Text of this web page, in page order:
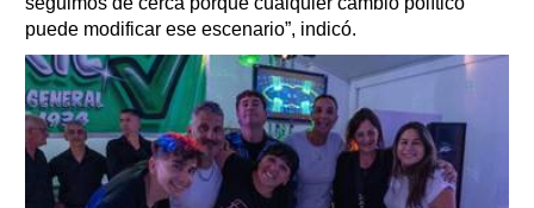
puede modificar ese escenario”, indicó.